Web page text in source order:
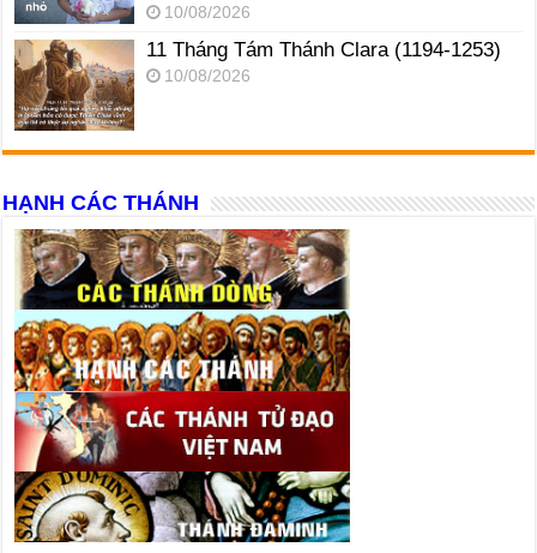
10/08/2026
11 Tháng Tám Thánh Clara (1194-1253)
10/08/2026
HẠNH CÁC THÁNH